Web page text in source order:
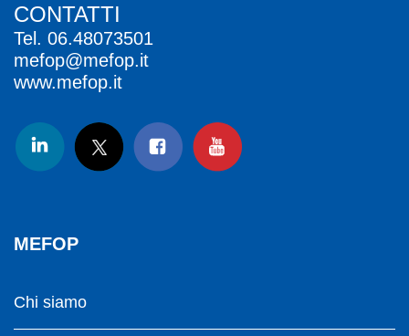
CONTATTI
Tel. 06.48073501
mefop@mefop.it
www.mefop.it
MEFOP
Chi siamo